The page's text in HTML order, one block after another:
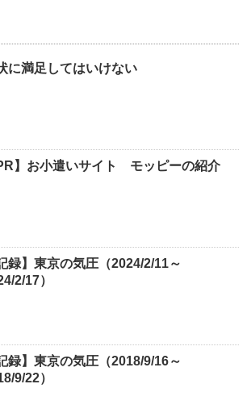
に満足してはいけない
】お小遣いサイト モッピーの紹介
録】東京の気圧（2024/2/11～
2/17）
録】東京の気圧（2018/9/16～
9/22）